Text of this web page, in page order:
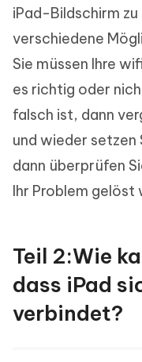
iPad-Bildschirm
verschiedene
Sie müssen Ihre
es richtig oder
falsch ist, dann
und wieder setzen
dann überprüfen
Ihr Problem gelöst
Teil 2:Wie
dass iPad
verbindet?